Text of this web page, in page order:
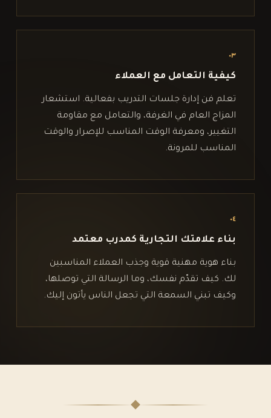
٠٣
كيفية التعامل مع العملاء
تعلم فن إدارة جلسات التدريب بفعالية. استشعار
المزاج العام في الغرفة، والتعامل مع مقاومة
التغيير، ومعرفة الوقت المناسب للإصرار والوقت
المناسب للمرونة.
٠٤
بناء علامتك التجارية كمدرب معتمد
بناء هوية مهنية قوية وجذب العملاء المناسبين
لك. كيف تقدّم نفسك، وما الرسالة التي توصلها،
وكيف تبني السمعة التي تجعل الناس يأتون إليك.